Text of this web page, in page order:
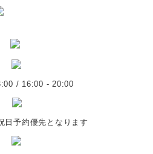
/ 16:00 - 20:00
日予約優先となります